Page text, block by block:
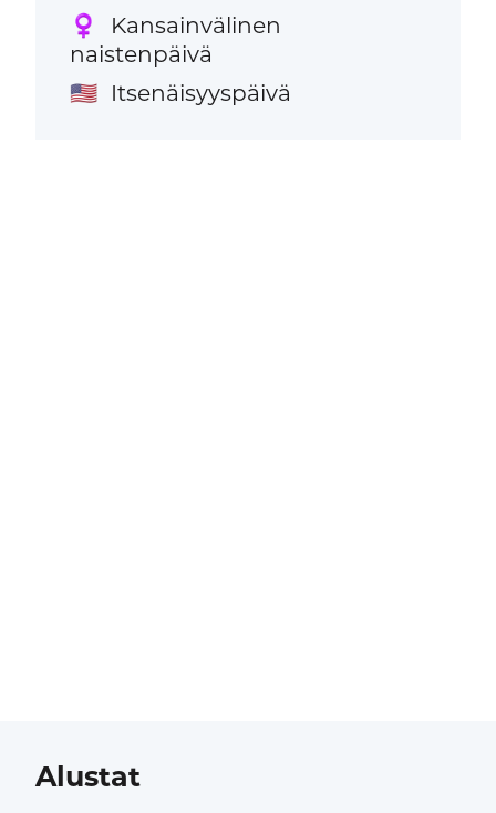
♀️
Kansainvälinen
naistenpäivä
🇺🇸 Itsenäisyyspäivä
Alustat